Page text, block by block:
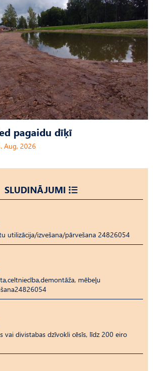
pagaidu dīķī
Aug, 2026
SLUDINĀJUMI
utilizācija/izvešana/pārvešana 24826054
mēbeļu
vai divistabas dzīvokli cēsīs, līdz 200 eiro